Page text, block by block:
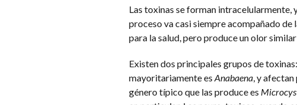
Las toxinas se forman intracelularmente,
proceso va casi siempre acompañado
para la salud, pero produce un olor
Existen dos principales grupos de
mayoritariamente es Anabaena, y afectan
género típico que las produce es